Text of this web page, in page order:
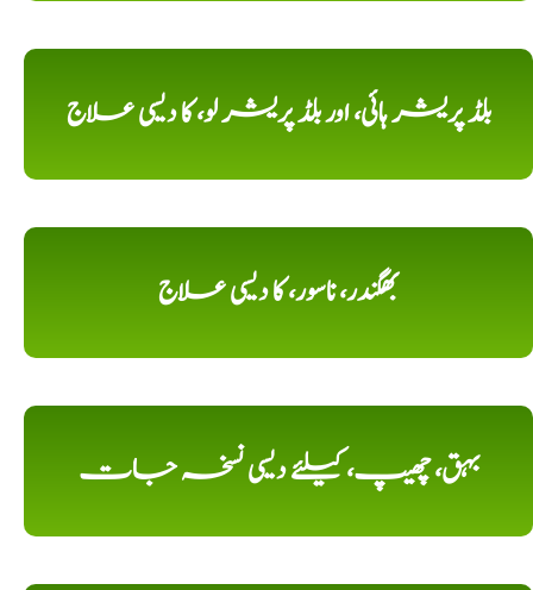
بلڈ پریشر ہائی، اور بلڈ پریشر لو، کا دیسی علاج
بھگندر، ناسور، کا دیسی علاج
بہق، چھیپ، کیلئے دیسی نسخہ جات